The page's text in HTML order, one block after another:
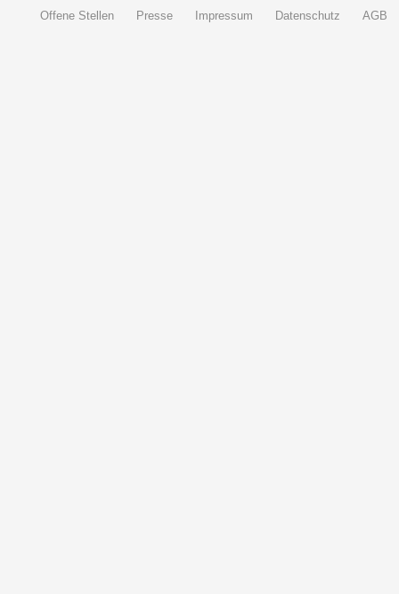
Offene Stellen Presse Impressum Datenschutz AGB